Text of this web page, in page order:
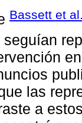
Bassett et
las
a